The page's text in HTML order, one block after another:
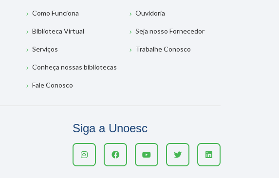
Como Funciona
Biblioteca Virtual
Serviços
Conheça nossas bibliotecas
Fale Conosco
Ouvidoria
Seja nosso Fornecedor
Trabalhe Conosco
Siga a Unoesc